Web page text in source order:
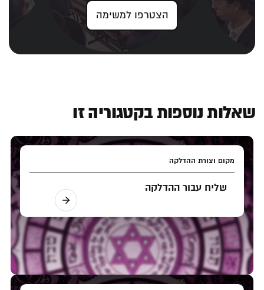
הצטרפו למשימה
שאלות נוספות בקטגוריה זו
מקום וצורת ההדלקה
שליח עבור ההדלקה